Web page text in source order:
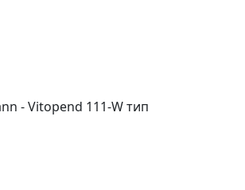
- Vitopend 111-W тип